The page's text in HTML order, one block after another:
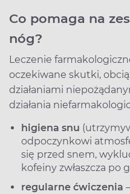
Co pomaga na
nóg?
Leczenie
oczekiwane skutki,
działaniami
działania
higiena snu
odpoczynkowi
się przed snem,
kofeiny zwłaszcza po
regularne ćwiczenia